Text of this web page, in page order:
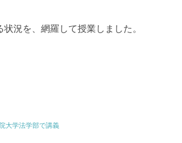
況を、網羅して授業しました。
大学法学部で講義